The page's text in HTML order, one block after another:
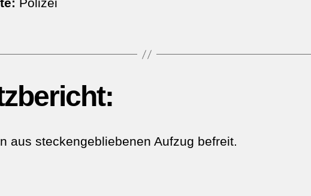
Polizei
aus steckengebliebenen Aufzug befreit.